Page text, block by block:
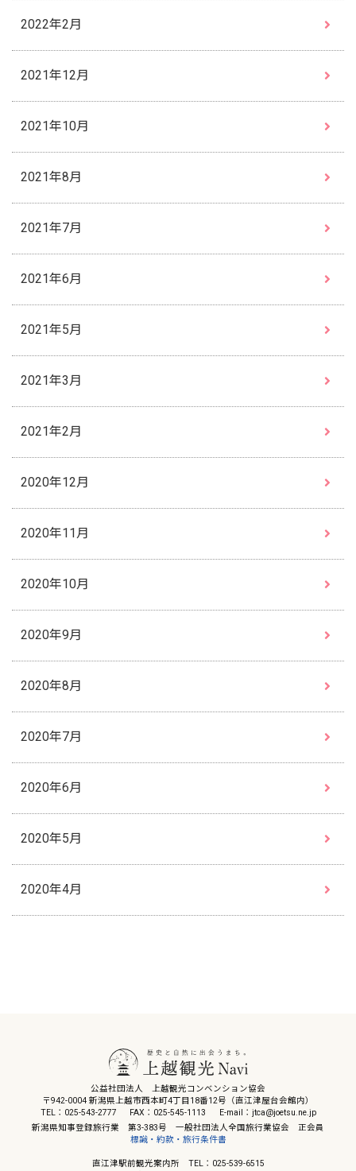
2022年2月
2021年12月
2021年10月
2021年8月
2021年7月
2021年6月
2021年5月
2021年3月
2021年2月
2020年12月
2020年11月
2020年10月
2020年9月
2020年8月
2020年7月
2020年6月
2020年5月
2020年4月
公益社団法人 上越観光コンベンション協会
〒942-0004 新潟県上越市西本町4丁目18番12号（直江津屋台会館内）
TEL：025-543-2777
FAX：025-545-1113
E-mail：jtca@joetsu.ne.jp
新潟県知事登録旅行業 第3-383号 一般社団法人全国旅行業協会 正会員
標識・約款・旅行条件書
直江津駅前観光案内所 TEL：025-539-6515